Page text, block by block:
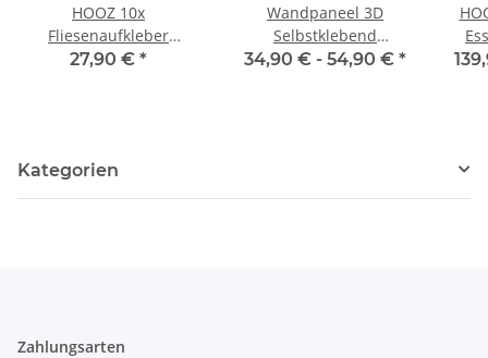
HOOZ 10x
Fliesenaufkleber
Küchenrückwand,
Wandverkleidung
Schlafzimmer
27,90 € *
Wandpaneel 3D
Selbstklebend
Wandverkleidung
34,90 € - 54,90 € *
Kategorien
Zahlungsarten